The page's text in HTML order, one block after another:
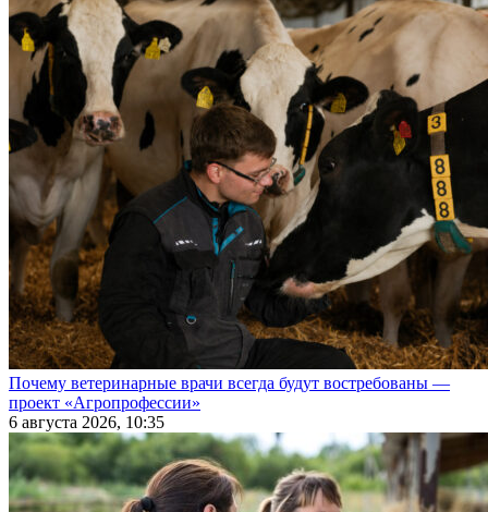
Почему ветеринарные врачи всегда будут востребованы —
проект «Агропрофессии»
6 августа 2026, 10:35